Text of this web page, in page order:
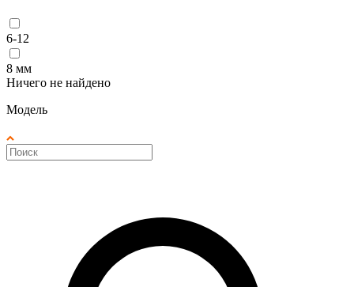
6-12
8 мм
Ничего не найдено
Модель